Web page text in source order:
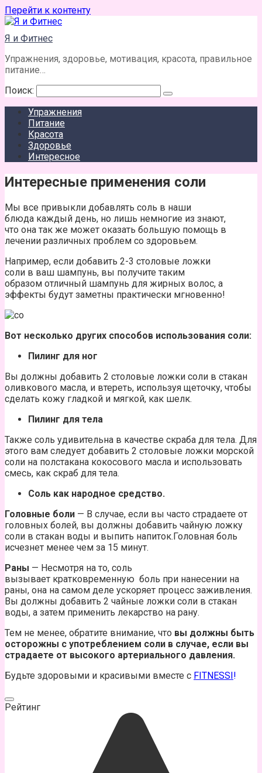
Перейти к контенту
Я и Фитнес
Упражнения, здоровье, мотивация, красота, правильное
питание…
Поиск:
Упражнения
Питание
Красота
Здоровье
Интересное
Интересные применения соли
Мы все привыкли добавлять соль в наши
блюда каждый день, но лишь немногие из знают,
что она так же может оказать большую помощь в
лечении различных проблем со здоровьем.
Например, если добавить 2-3 столовые ложки
соли в ваш шампунь, вы получите таким
образом отличный шампунь для жирных волос, а
эффекты будут заметны практически мгновенно!
Вот несколько других способов использования соли:
Пилинг для ног
Вы должны добавить 2 столовые ложки соли в стакан
оливкового масла, и втереть, используя щеточку, чтобы
сделать кожу гладкой и мягкой, как шелк.
Пилинг для тела
Также соль удивительна в качестве скраба для тела. Для
этого вам следует добавить 2 столовые ложки морской
соли на полстакана кокосового масла и использовать
смесь, как скраб для тела.
Соль как народное средство.
Головные боли — В случае, если вы часто страдаете от
головных болей, вы должны добавить чайную ложку
соли в стакан воды и выпить напиток.Головная боль
исчезнет менее чем за 15 минут.
Раны — Несмотря на то, соль
вызывает кратковременную боль при нанесении на
раны, она на самом деле ускоряет процесс заживления.
Вы должны добавить 2 чайные ложки соли в стакан
воды, а затем применить лекарство на рану.
Тем не менее, обратите внимание, что вы должны быть
осторожны с употреблением соли в случае, если вы
страдаете от высокого артериального давления.
Будьте здоровыми и красивыми вместе с FITNESSI!
Рейтинг